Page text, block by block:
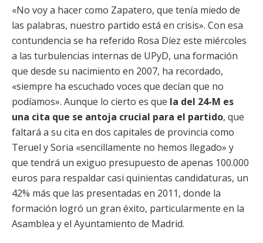
«No voy a hacer como Zapatero, que tenía miedo de
las palabras, nuestro partido está en crisis». Con esa
contundencia se ha referido Rosa Díez este miércoles
a las turbulencias internas de UPyD, una formación
que desde su nacimiento en 2007, ha recordado,
«siempre ha escuchado voces que decían que no
podíamos». Aunque lo cierto es que la del 24-M es
una cita que se antoja crucial para el partido, que
faltará a su cita en dos capitales de provincia como
Teruel y Soria «sencillamente no hemos llegado» y
que tendrá un exiguo presupuesto de apenas 100.000
euros para respaldar casi quinientas candidaturas, un
42% más que las presentadas en 2011, donde la
formación logró un gran éxito, particularmente en la
Asamblea y el Ayuntamiento de Madrid.